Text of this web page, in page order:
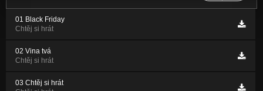
01 Black Friday
Chtěj si hrát
02 Vina tvá
Chtěj si hrát
03 Chtěj si hrát